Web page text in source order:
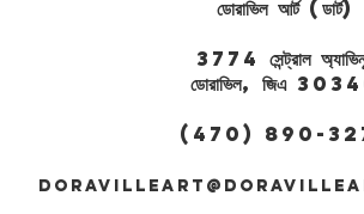
ডোরাভিল আর্ট (ডার্ট)
3774 সেন্ট্রাল
ডোরাভিল, জিএ
(470) 890-